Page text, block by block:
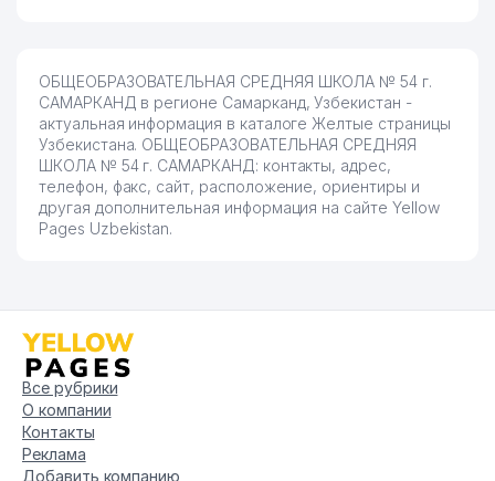
ОБЩЕОБРАЗОВАТЕЛЬНАЯ СРЕДНЯЯ ШКОЛА № 54 г.
САМАРКАНД в регионе Самарканд, Узбекистан -
актуальная информация в каталоге Желтые страницы
Узбекистана. ОБЩЕОБРАЗОВАТЕЛЬНАЯ СРЕДНЯЯ
ШКОЛА № 54 г. САМАРКАНД: контакты, адрес,
телефон, факс, сайт, расположение, ориентиры и
другая дополнительная информация на сайте Yellow
Pages Uzbekistan.
Все рубрики
О компании
Контакты
Реклама
Добавить компанию